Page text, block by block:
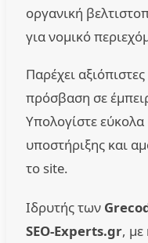
οργανική
για νομικό
Παρέχει
πρόσβαση σε
Υπολογίστε εύκολα
υποστήριξης και
το site.
Ιδρυτής των
SEO-Experts.gr, με